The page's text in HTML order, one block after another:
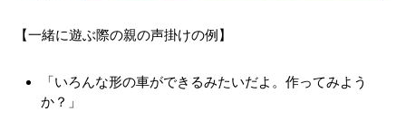
【一緒に遊ぶ際の親の声掛けの例】
「いろんな形の車ができるみたいだよ。作ってみよう
か？」